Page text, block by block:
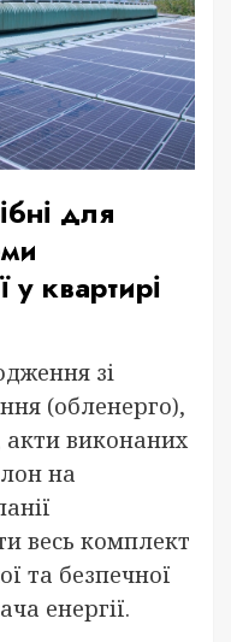
для
у квартирі
зі
(обленерго),
акти виконаних
на
весь комплект
та безпечної
енергії.